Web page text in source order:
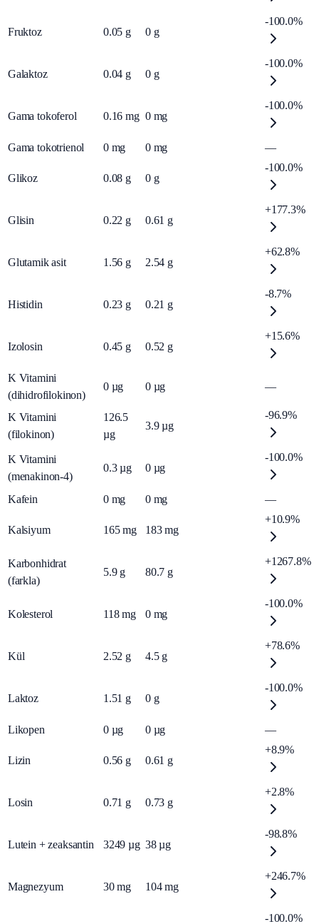
Fruktoz 0.05 g 0 g
-100.0%
Galaktoz 0.04 g 0 g
-100.0%
Gama tokoferol 0.16 mg 0 mg
-100.0%
Gama tokotrienol 0 mg 0 mg —
Glikoz 0.08 g 0 g
-100.0%
Glisin 0.22 g 0.61 g
+177.3%
Glutamik asit 1.56 g 2.54 g
+62.8%
Histidin 0.23 g 0.21 g
-8.7%
Izolosin 0.45 g 0.52 g
+15.6%
K Vitamini
(dihidrofilokinon)
0 µg 0 µg —
K Vitamini
(filokinon)
126.5
µg
3.9 µg
-96.9%
K Vitamini
(menakinon-4)
0.3 µg 0 µg
-100.0%
Kafein 0 mg 0 mg —
Kalsiyum 165 mg 183 mg
+10.9%
Karbonhidrat
(farkla)
5.9 g 80.7 g
+1267.8%
Kolesterol 118 mg 0 mg
-100.0%
Kül 2.52 g 4.5 g
+78.6%
Laktoz 1.51 g 0 g
-100.0%
Likopen 0 µg 0 µg —
Lizin 0.56 g 0.61 g
+8.9%
Losin 0.71 g 0.73 g
+2.8%
Lutein + zeaksantin 3249 µg 38 µg
-98.8%
Magnezyum 30 mg 104 mg
+246.7%
-100.0%